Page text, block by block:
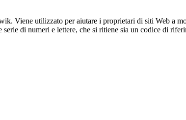
Viene utilizzato per aiutare i proprietari di siti Web a
di numeri e lettere, che si ritiene sia un codice di